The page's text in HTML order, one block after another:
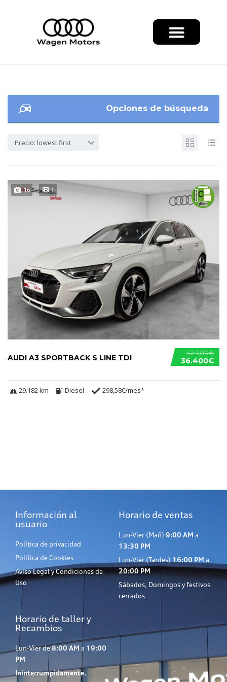
Opciones de búsqueda
Precio: lowest first
16 1
42.380€
36.400€
AUDI A3 SPORTBACK S LINE TDI
29.182 km Diesel 298,58€/mes*
Información al
usuario
Política de privacidad
Política de Cookies
Aviso Legal y Condiciones de
Uso
Horario de ventas
Lun-Vier (Mañ) 9:00 AM a
13:30 PM
Lun-Vier (Tardes) 16:00 PM a
20:00 PM
Sábados, Domingos y festivos
cerrados.
Horario de taller y
Recambios
Lun-Vier de8:00 AM a 19:00
PM
Ininterrumpidamente.